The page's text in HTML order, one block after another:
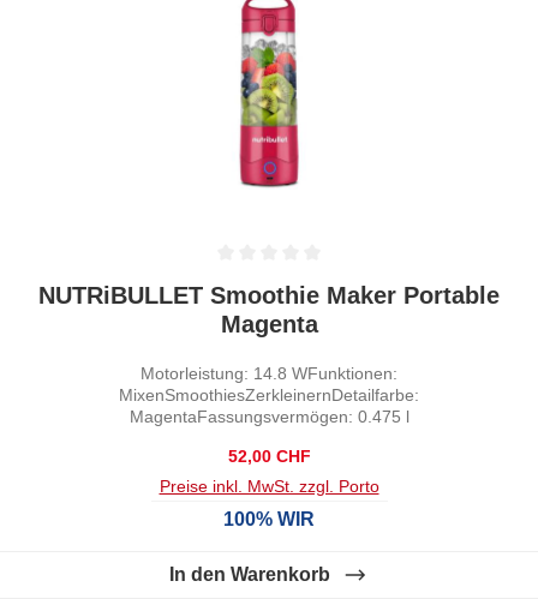
Durchschnittliche Bewertung von 0 von 5 Sternen
NUTRiBULLET Smoothie Maker Portable
Magenta
Motorleistung: 14.8 WFunktionen:
MixenSmoothiesZerkleinernDetailfarbe:
MagentaFassungsvermögen: 0.475 l
Regulärer Preis:
52,00 CHF
Preise inkl. MwSt. zzgl. Porto
100% WIR
In den Warenkorb